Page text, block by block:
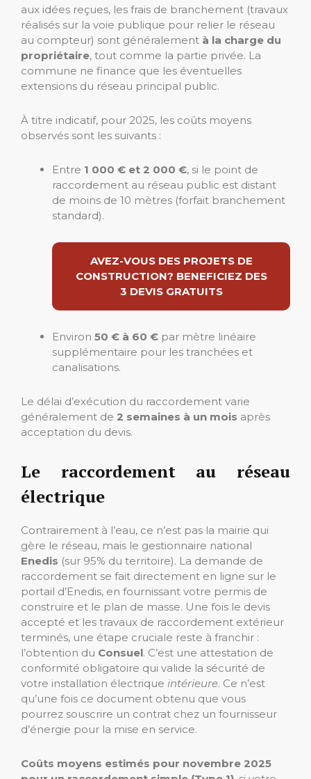
aux idées reçues, les frais de branchement (travaux
réalisés sur la voie publique pour relier le réseau
au compteur) sont généralement à la charge du
propriétaire, tout comme la partie privée. La
commune ne finance que les éventuelles
extensions du réseau principal public.
À titre indicatif, pour 2025, les coûts moyens
observés sont les suivants :
Entre 1 000 € et 2 000 €, si le point de
raccordement au réseau public est distant
de moins de 10 mètres (forfait branchement
standard).
AVEZ-VOUS DES PROJETS DE
CONSTRUCTION? BENEFICIEZ DES
3 DEVIS GRATUITS
Environ 50 € à 60 € par mètre linéaire
supplémentaire pour les tranchées et
canalisations.
Le délai d’exécution du raccordement varie
généralement de 2 semaines à un mois après
acceptation du devis.
Le raccordement au réseau
électrique
Contrairement à l’eau, ce n’est pas la mairie qui
gère le réseau, mais le gestionnaire national
Enedis (sur 95% du territoire). La demande de
raccordement se fait directement en ligne sur le
portail d’Enedis, en fournissant votre permis de
construire et le plan de masse. Une fois le devis
accepté et les travaux de raccordement extérieur
terminés, une étape cruciale reste à franchir :
l’obtention du Consuel. C’est une attestation de
conformité obligatoire qui valide la sécurité de
votre installation électrique intérieure. Ce n’est
qu’une fois ce document obtenu que vous
pourrez souscrire un contrat chez un fournisseur
d’énergie pour la mise en service.
Coûts moyens estimés pour novembre 2025